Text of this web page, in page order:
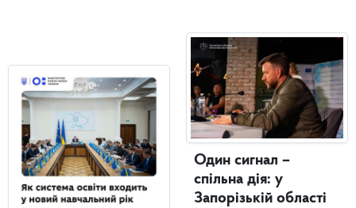
Один сигнал –
спільна дія: у
Запорізькій області